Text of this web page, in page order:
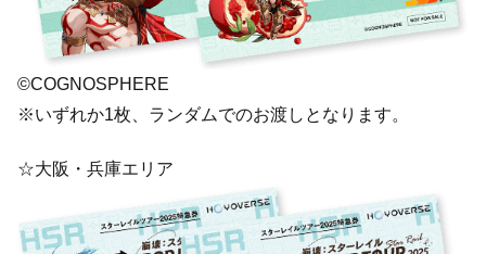
©COGNOSPHERE
※いずれか1枚、ランダムでのお渡しとなります。
☆大阪・兵庫エリア